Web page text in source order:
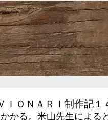
ご案内
ＩＯＮＡＲＩ制作記１
かる。米山先生による